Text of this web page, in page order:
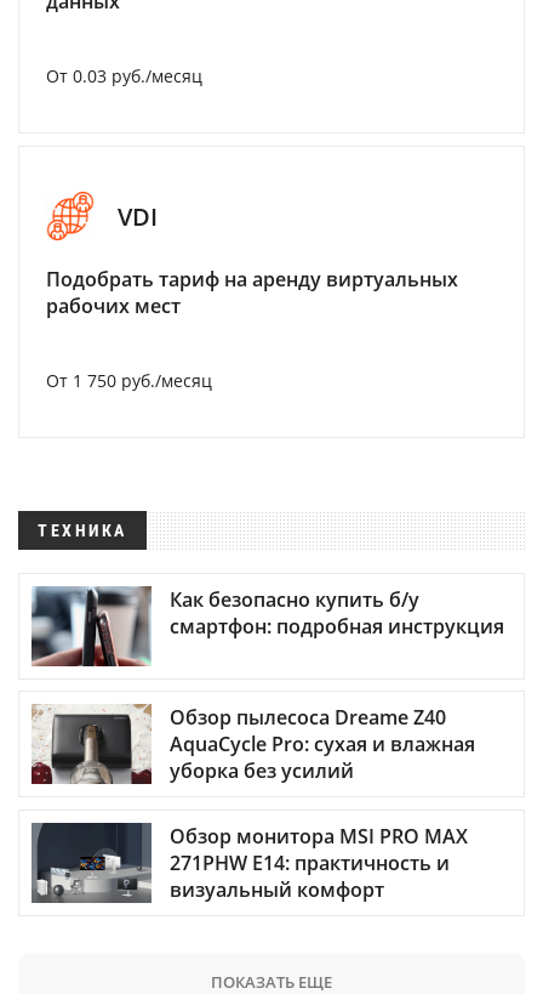
От 0.03 руб./месяц
VDI
Подобрать тариф на аренду виртуальных
рабочих мест
От 1 750 руб./месяц
ТЕХНИКА
Как безопасно купить б/у
смартфон: подробная инструкция
Обзор пылесоса Dreame Z40
AquaCycle Pro: сухая и влажная
уборка без усилий
Обзор монитора MSI PRO MAX
271PHW E14: практичность и
визуальный комфорт
ПОКАЗАТЬ ЕЩЕ